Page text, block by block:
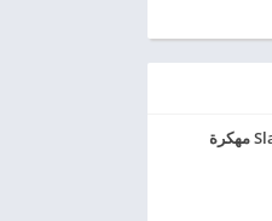
تحميل لعبة Slagalica مهكرة